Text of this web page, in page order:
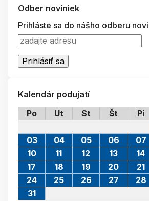
Odber noviniek
Prihláste sa do nášho odberu
Kalendár podujatí
Po
Ut St Št Pi
03
04 05 06 07
10
11 12 13 14
17
18 19 20 21
24
25 26 27 28
31